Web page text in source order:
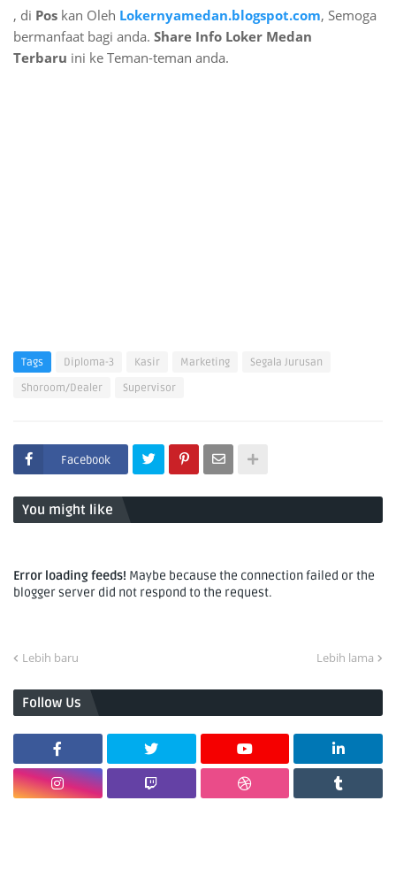
, di Pos kan Oleh Lokernyamedan.blogspot.com, Semoga
bermanfaat bagi anda. Share Info Loker Medan
Terbaru ini ke Teman-teman anda.
Tags Diploma-3 Kasir Marketing
Segala Jurusan
Shoroom/Dealer
Supervisor
Facebook
You might like
Error loading feeds! Maybe because the connection failed or the
blogger server did not respond to the request.
Lebih baru Lebih lama
Follow Us